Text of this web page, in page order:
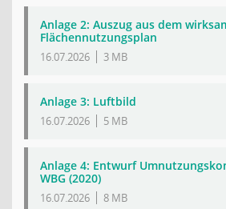
Anlage 2: Auszug aus dem
Flächennutzungsplan
16.07.2026 3 MB
Anlage 3: Luftbild
16.07.2026 5 MB
Anlage 4: Entwurf
WBG (2020)
16.07.2026 8 MB